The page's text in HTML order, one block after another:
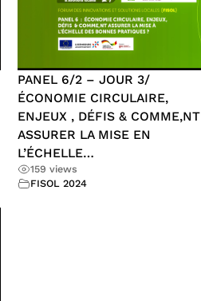
PANEL 6/2 – JOUR 3/
ÉCONOMIE CIRCULAIRE,
ENJEUX , DÉFIS & COMME,NT
ASSURER LA MISE EN
L’ÉCHELLE…
159 views
FISOL 2024